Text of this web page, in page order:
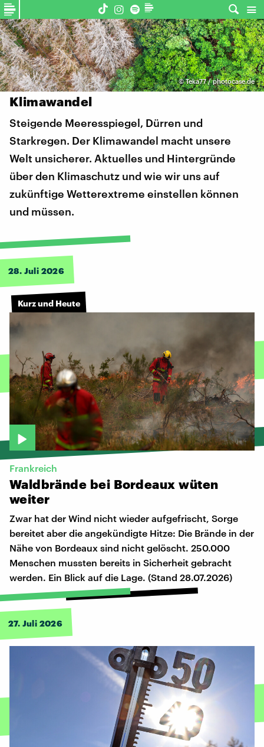
©Teka77 / photocase.de
Klimawandel
Steigende Meeresspiegel, Dürren und
Starkregen. Der Klimawandel macht unsere
Welt unsicherer. Aktuelles und Hintergründe
über den Klimaschutz und wie wir uns auf
zukünftige Wetterextreme einstellen können
und müssen.
28. Juli 2026
Kurz und Heute
Frankreich
Waldbrände bei Bordeaux wüten
weiter
Zwar hat der Wind nicht wieder aufgefrischt, Sorge
bereitet aber die angekündigte Hitze: Die Brände in der
Nähe von Bordeaux sind nicht gelöscht. 250.000
Menschen mussten bereits in Sicherheit gebracht
werden. Ein Blick auf die Lage. (Stand 28.07.2026)
27. Juli 2026